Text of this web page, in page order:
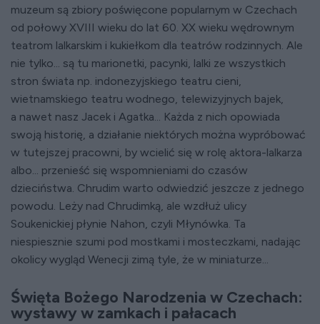
muzeum są zbiory poświęcone popularnym w Czechach
od połowy XVIII wieku do lat 60. XX wieku wędrownym
teatrom lalkarskim i kukiełkom dla teatrów rodzinnych. Ale
nie tylko... są tu marionetki, pacynki, lalki ze wszystkich
stron świata np. indonezyjskiego teatru cieni,
wietnamskiego teatru wodnego, telewizyjnych bajek,
a nawet nasz Jacek i Agatka... Każda z nich opowiada
swoją historię, a działanie niektórych można wypróbować
w tutejszej pracowni, by wcielić się w rolę aktora-lalkarza
albo... przenieść się wspomnieniami do czasów
dzieciństwa. Chrudim warto odwiedzić jeszcze z jednego
powodu. Leży nad Chrudimką, ale wzdłuż ulicy
Soukenickiej płynie Nahon, czyli Młynówka. Ta
niespiesznie szumi pod mostkami i mosteczkami, nadając
okolicy wygląd Wenecji zimą tyle, że w miniaturze...
Święta Bożego Narodzenia w Czechach:
wystawy w zamkach i pałacach